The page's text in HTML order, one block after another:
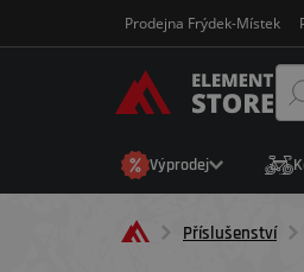
Prodejna Frýdek-Místek
Výprodej
Příslušenství